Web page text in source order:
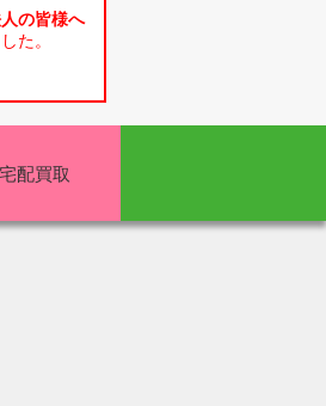
の皆様へ
た。
宅配買取